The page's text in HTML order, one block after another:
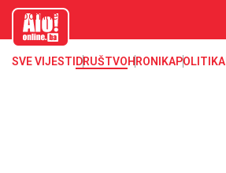
aloonline.b
SVE VIJESTI DRUŠTVOHRONIKAPOLITIKA